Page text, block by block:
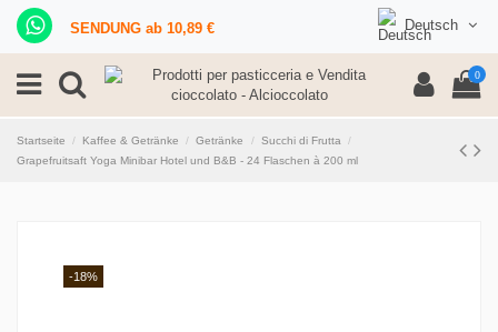
SENDUNG ab 10,89 € Deutsch
0
Startseite Kaffee & Getränke Getränke
Succhi di Frutta
Grapefruitsaft Yoga Minibar Hotel und B&B - 24 Flaschen à 200 ml
-18%